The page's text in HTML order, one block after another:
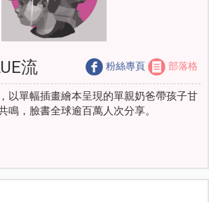
流 粉絲專頁 部落格
以單幅插畫繪本呈現的單親奶爸帶孩子甘
鳴，臉書全球逾百萬人次分享。